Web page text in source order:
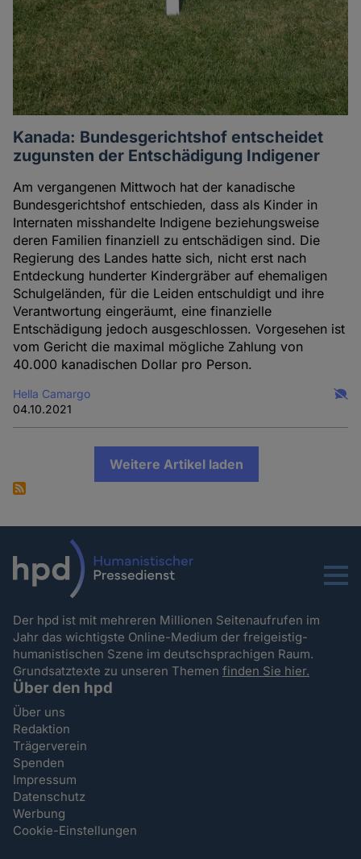
Kanada: Bundesgerichtshof entscheidet
zugunsten der Entschädigung Indigener
Am vergangenen Mittwoch hat der kanadische
Bundesgerichtshof entschieden, dass als Kinder in
Internaten misshandelte Indigene beziehungsweise
deren Familien finanziell zu entschädigen sind. Die
Regierung des Landes hatte sich, nicht erst nach
Entdeckung hunderter Kindergräber auf ehemaligen
Schulgeländen, für die Leiden entschuldigt und ihre
Verantwortung eingeräumt, eine finanzielle
Entschädigung jedoch ausgeschlossen. Vorgesehen ist
vom Gericht die maximal mögliche Zahlung von
40.000 kanadischen Dollar pro Person.
Hella Camargo
04.10.2021
Weitere Artikel laden
Menu
Der hpd ist mit mehreren Millionen Seitenaufrufen im
Jahr das wichtigste Online-Medium der freigeistig-
humanistischen Szene im deutschsprachigen Raum.
Grundsatztexte zu unseren Themenfinden Sie hier.
Über den hpd
Über uns
Redaktion
Trägerverein
Spenden
Impressum
Datenschutz
Werbung
Cookie-Einstellungen